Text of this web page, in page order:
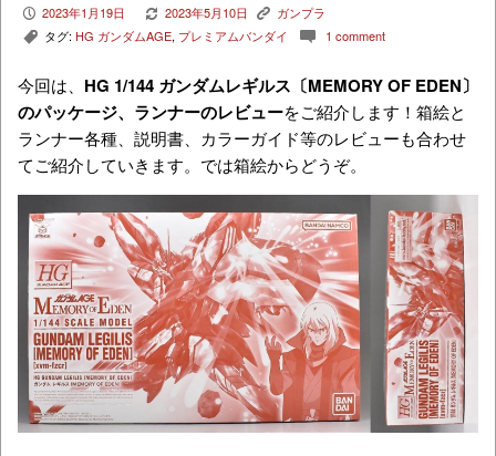
P 2023年1月19日 V 2023年5月10日 K ガンプラ
, タグ: HG ガンダムAGE, プレミアムバンダイ c 1 comment
今回は、 HG 1/144 ガンダムレギルス〔MEMORY OF EDEN〕
のパッケージ、ランナーのレビューをご紹介します！箱絵と
ランナー各種、説明書、カラーガイド等のレビューも合わせ
てご紹介していきます。では箱絵からどうぞ。